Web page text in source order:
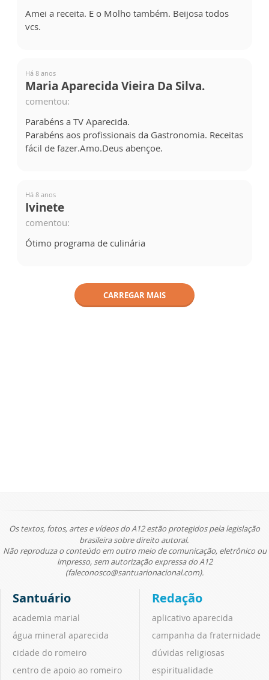
Amei a receita. E o Molho também. Beijosa todos
vcs.
Há 8 anos
Maria Aparecida Vieira Da Silva.
comentou:
Parabéns a TV Aparecida.
Parabéns aos profissionais da Gastronomia. Receitas
fácil de fazer.Amo.Deus abençoe.
Há 8 anos
Ivinete
comentou:
Ótimo programa de culinária
CARREGAR MAIS
Os textos, fotos, artes e vídeos do A12 estão protegidos pela legislação
brasileira sobre direito autoral.
Não reproduza o conteúdo em outro meio de comunicação, eletrônico ou
impresso, sem autorização expressa do A12
(faleconosco@santuarionacional.com).
Santuário
academia marial
água mineral aparecida
cidade do romeiro
centro de apoio ao romeiro
Redação
aplicativo aparecida
campanha da fraternidade
dúvidas religiosas
espiritualidade